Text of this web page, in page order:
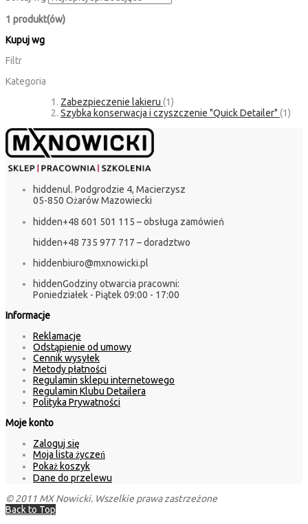
1 produkt(ów)
Kupuj wg
Filtr
Kategoria
Zabezpieczenie lakieru (1)
Szybka konserwacja i czyszczenie "Quick Detailer" (1)
hiddenul. Podgrodzie 4, Macierzysz
05-850 Ożarów Mazowiecki
hidden+48 601 501 115 – obsługa zamówień
hidden+48 735 977 717 – doradztwo
hiddenbiuro@mxnowicki.pl
hiddenGodziny otwarcia pracowni:
Poniedziałek - Piątek 09:00 - 17:00
Informacje
Reklamacje
Odstąpienie od umowy
Cennik wysyłek
Metody płatności
Regulamin sklepu internetowego
Regulamin Klubu Detailera
Polityka Prywatności
Moje konto
Zaloguj się
Moja lista życzeń
Pokaż koszyk
Dane do przelewu
© 2011 MX Nowicki. Wszelkie prawa zastrzeżone
Back to Top